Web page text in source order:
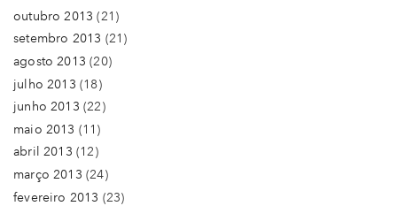
outubro 2013 (21)
setembro 2013 (21)
agosto 2013 (20)
julho 2013 (18)
junho 2013 (22)
maio 2013 (11)
abril 2013 (12)
março 2013 (24)
fevereiro 2013 (23)